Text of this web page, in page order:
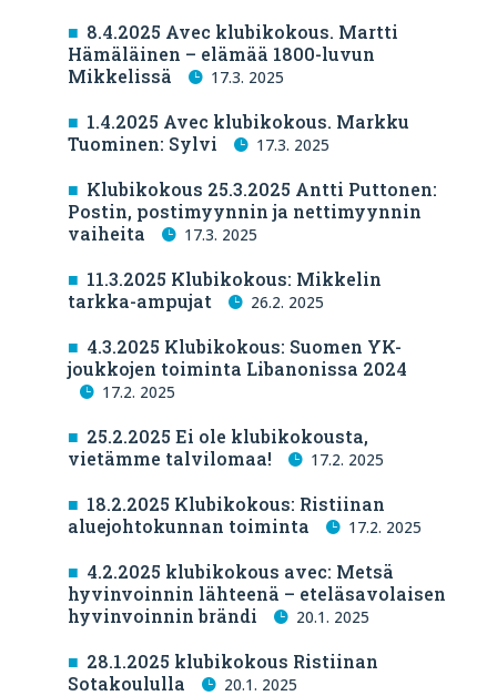
8.4.2025 Avec klubikokous. Martti
Hämäläinen – elämää 1800-luvun
Mikkelissä
17.3. 2025
1.4.2025 Avec klubikokous. Markku
Tuominen: Sylvi
17.3. 2025
Klubikokous 25.3.2025 Antti Puttonen:
Postin, postimyynnin ja nettimyynnin
vaiheita
17.3. 2025
11.3.2025 Klubikokous: Mikkelin
tarkka-ampujat
26.2. 2025
4.3.2025 Klubikokous: Suomen YK-
joukkojen toiminta Libanonissa 2024
17.2. 2025
25.2.2025 Ei ole klubikokousta,
vietämme talvilomaa!
17.2. 2025
18.2.2025 Klubikokous: Ristiinan
aluejohtokunnan toiminta
17.2. 2025
4.2.2025 klubikokous avec: Metsä
hyvinvoinnin lähteenä – eteläsavolaisen
hyvinvoinnin brändi
20.1. 2025
28.1.2025 klubikokous Ristiinan
Sotakoululla
20.1. 2025